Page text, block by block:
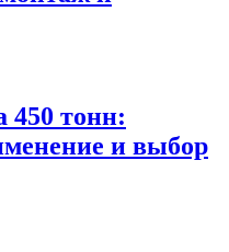
450 тонн:
и выбор